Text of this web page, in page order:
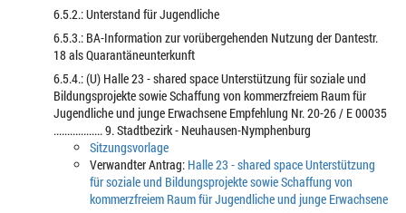
6.5.2.: Unterstand für Jugendliche
6.5.3.: BA-Information zur vorübergehenden Nutzung der Dantestr.
18 als Quarantäneunterkunft
6.5.4.: (U) Halle 23 - shared space Unterstützung für soziale und
Bildungsprojekte sowie Schaffung von kommerzfreiem Raum für
Jugendliche und junge Erwachsene Empfehlung Nr. 20-26 / E 00035
.................. 9. Stadtbezirk - Neuhausen-Nymphenburg
Sitzungsvorlage
Verwandter Antrag: Halle 23 - shared space Unterstützung
für soziale und Bildungsprojekte sowie Schaffung von
kommerzfreiem Raum für Jugendliche und junge Erwachsene